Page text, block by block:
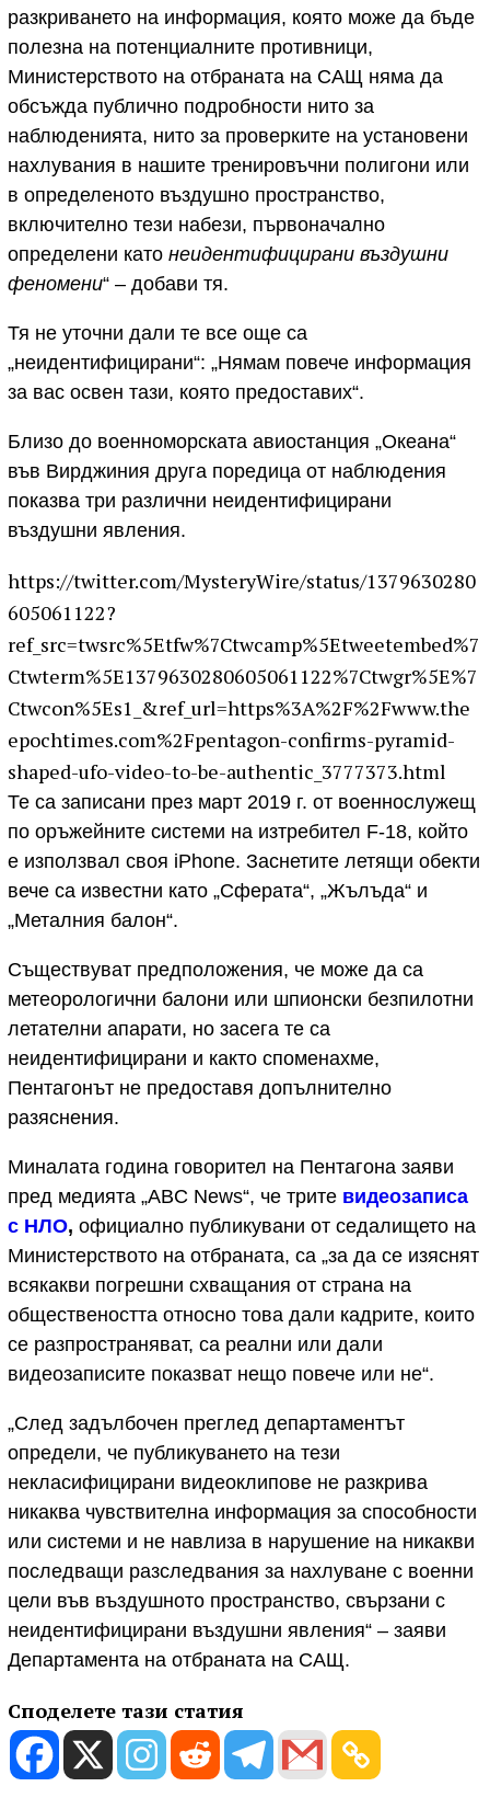
разкриването на информация, която може да бъде
полезна на потенциалните противници,
Министерството на отбраната на САЩ няма да
обсъжда публично подробности нито за
наблюденията, нито за проверките на установени
нахлувания в нашите тренировъчни полигони или
в определеното въздушно пространство,
включително тези набези, първоначално
определени като неидентифицирани въздушни
феномени“ – добави тя.
Тя не уточни дали те все още са
„неидентифицирани“: „Нямам повече информация
за вас освен тази, която предоставих“.
Близо до военноморската авиостанция „Океана“
във Вирджиния друга поредица от наблюдения
показва три различни неидентифицирани
въздушни явления.
https://twitter.com/MysteryWire/status/1379630280
605061122?
ref_src=twsrc%5Etfw%7Ctwcamp%5Etweetembed%7
Ctwterm%5E1379630280605061122%7Ctwgr%5E%7
Ctwcon%5Es1_&ref_url=https%3A%2F%2Fwww.the
epochtimes.com%2Fpentagon-confirms-pyramid-
shaped-ufo-video-to-be-authentic_3777373.html
Те са записани през март 2019 г. от военнослужещ
по оръжейните системи на изтребител F-18, който
е използвал своя iPhone. Заснетите летящи обекти
вече са известни като „Сферата“, „Жълъда“ и
„Металния балон“.
Съществуват предположения, че може да са
метеорологични балони или шпионски безпилотни
летателни апарати, но засега те са
неидентифицирани и както споменахме,
Пентагонът не предоставя допълнително
разяснения.
Миналата година говорител на Пентагона заяви
пред медията „ABC News“, че трите видеозаписа
с НЛО, официално публикувани от седалището на
Министерството на отбраната, са „за да се изяснят
всякакви погрешни схващания от страна на
обществеността относно това дали кадрите, които
се разпространяват, са реални или дали
видеозаписите показват нещо повече или не“.
„След задълбочен преглед департаментът
определи, че публикуването на тези
некласифицирани видеоклипове не разкрива
никаква чувствителнa информация за способности
или системи и не навлиза в нарушение на никакви
последващи разследвания за нахлуване с военни
цели във въздушното пространство, свързани с
неидентифицирани въздушни явления“ – заяви
Департамента на отбраната на САЩ.
Споделете тази статия